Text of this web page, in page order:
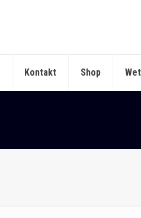
Kontakt Shop